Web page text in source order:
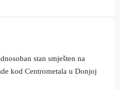
stan smješten na
kod Centrometala u Donjoj